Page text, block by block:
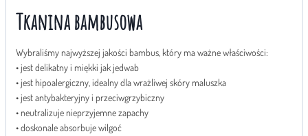
Tkanina bambusowa
Wybraliśmy najwyższej jakości bambus, który ma ważne właściwości:
• jest delikatny i miękki jak jedwab
• jest hipoalergiczny, idealny dla wrażliwej skóry maluszka
• jest antybakteryjny i przeciwgrzybiczny
• neutralizuje nieprzyjemne zapachy
• doskonale absorbuje wilgoć